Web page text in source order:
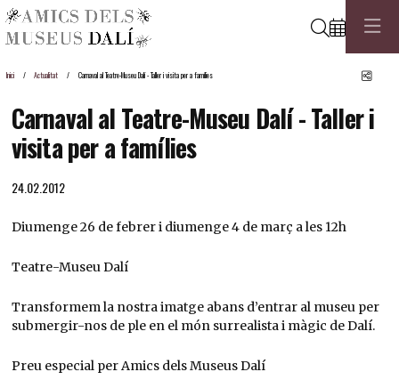
Cerca
Inici Actualitat Carnaval al Teatre-Museu Dalí - Taller i visita per a famílies
Carnaval al Teatre-Museu Dalí - Taller i
visita per a famílies
24.02.2012
Diumenge 26 de febrer i diumenge 4 de març a les 12h
Teatre-Museu Dalí
Transformem la nostra imatge abans d’entrar al museu per
submergir-nos de ple en el món surrealista i màgic de Dalí.
Preu especial per Amics dels Museus Dalí